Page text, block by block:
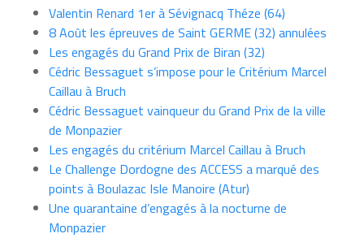
Valentin Renard 1er à Sévignacq Théze (64)
8 Août les épreuves de Saint GERME (32) annulées
Les engagés du Grand Prix de Biran (32)
Cédric Bessaguet s’impose pour le Critérium Marcel
Caillau à Bruch
Cédric Bessaguet vainqueur du Grand Prix de la ville
de Monpazier
Les engagés du critérium Marcel Caillau à Bruch
Le Challenge Dordogne des ACCESS a marqué des
points à Boulazac Isle Manoire (Atur)
Une quarantaine d’engagés à la nocturne de
Monpazier